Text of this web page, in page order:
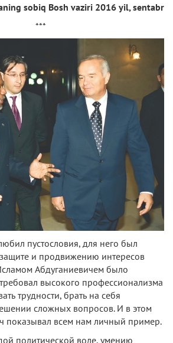
sobiq Bosh vaziri 2016 yil, sentabr
***
пустословия, для него был
защите и продвижению интересов
Абдуганиевичем было
высокого профессионализма
трудности, брать на себя
сложных вопросов. И в этом
показывал всем нам личный пример.
политической воле, умению